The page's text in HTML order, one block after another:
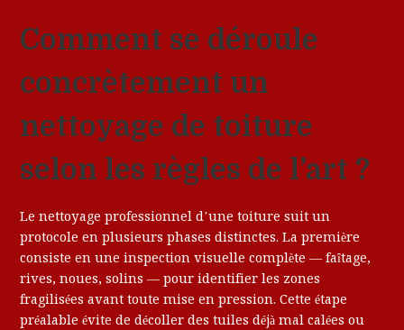
Comment se déroule
concrètement un
nettoyage de toiture
selon les règles de l’art ?
Le nettoyage professionnel d’une toiture suit un
protocole en plusieurs phases distinctes. La première
consiste en une inspection visuelle complète — faîtage,
rives, noues, solins — pour identifier les zones
fragilisées avant toute mise en pression. Cette étape
préalable évite de décoller des tuiles déjà mal calées ou